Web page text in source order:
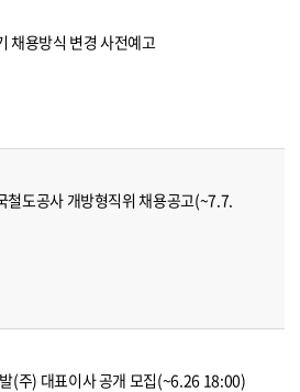
채용방식 변경 사전예고
철도공사 개방형직위 채용공고(~7.7.
(주) 대표이사 공개 모집(~6.26 18:00)